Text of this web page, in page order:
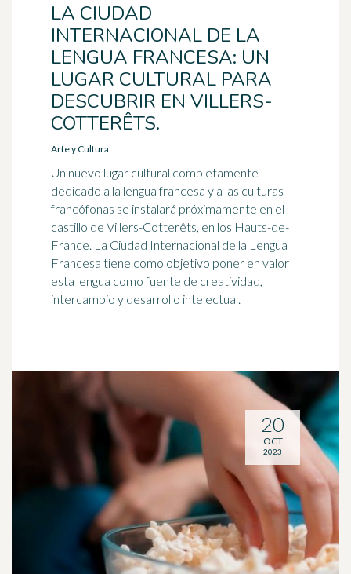
LA CIUDAD
INTERNACIONAL DE LA
LENGUA FRANCESA: UN
LUGAR CULTURAL PARA
DESCUBRIR EN VILLERS-
COTTERÊTS.
Arte y Cultura
Un nuevo lugar cultural completamente
dedicado a la lengua francesa y a las culturas
francófonas se instalará próximamente en el
castillo de Villers-Cotterêts, en los Hauts-de-
France. La Ciudad Internacional de la Lengua
Francesa tiene como objetivo poner en valor
esta lengua como fuente de creatividad,
intercambio y desarrollo intelectual.
20
OCT
2023